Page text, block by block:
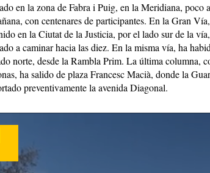
en la zona de Fabra i Puig, en la Meridiana, poco
con centenares de participantes. En la Gran
en la Ciutat de la Justicia, por el lado sur de la
a caminar hacia las diez. En la misma vía, ha
norte, desde la Rambla Prim. La última columna,
ha salido de plaza Francesc Macià, donde la
preventivamente la avenida Diagonal.